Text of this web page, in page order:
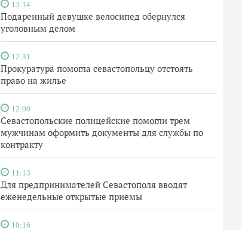
13:14
Подаренный девушке велосипед обернулся
уголовным делом
12:31
Прокуратура помогла севастопольцу отстоять
право на жилье
12:00
Севастопольские полицейские помогли трем
мужчинам оформить документы для службы по
контракту
11:13
Для предпринимателей Севастополя вводят
еженедельные открытые приемы
10:16